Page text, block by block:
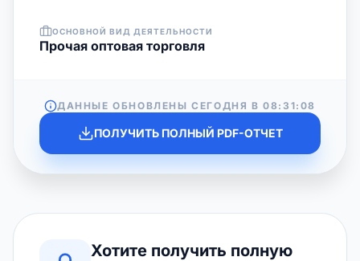
ОСНОВНОЙ ВИД ДЕЯТЕЛЬНОСТИ
Прочая оптовая торговля
ДАННЫЕ ОБНОВЛЕНЫ СЕГОДНЯ В08:31:08
ПОЛУЧИТЬ ПОЛНЫЙ PDF-ОТЧЕТ
Хотите получить полную